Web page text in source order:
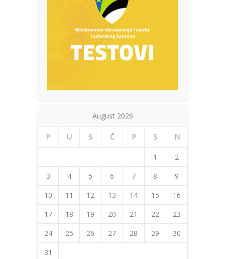
August 2026
P U S Č P S N
1
2
3
4 5 6 7 8
9
10
11 12 13 14 15
16
17
18 19 20 21 22
23
24
25 26 27 28 29
30
31